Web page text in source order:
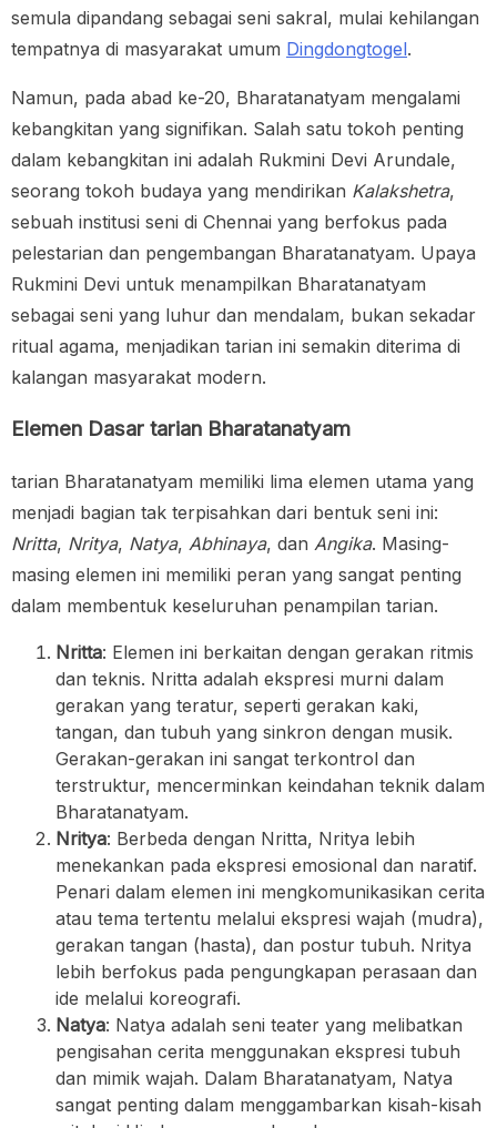
semula dipandang sebagai seni sakral, mulai kehilangan
tempatnya di masyarakat umum Dingdongtogel.
Namun, pada abad ke-20, Bharatanatyam mengalami
kebangkitan yang signifikan. Salah satu tokoh penting
dalam kebangkitan ini adalah Rukmini Devi Arundale,
seorang tokoh budaya yang mendirikan Kalakshetra,
sebuah institusi seni di Chennai yang berfokus pada
pelestarian dan pengembangan Bharatanatyam. Upaya
Rukmini Devi untuk menampilkan Bharatanatyam
sebagai seni yang luhur dan mendalam, bukan sekadar
ritual agama, menjadikan tarian ini semakin diterima di
kalangan masyarakat modern.
Elemen Dasar tarian Bharatanatyam
tarian Bharatanatyam memiliki lima elemen utama yang
menjadi bagian tak terpisahkan dari bentuk seni ini:
Nritta, Nritya, Natya, Abhinaya, dan Angika. Masing-
masing elemen ini memiliki peran yang sangat penting
dalam membentuk keseluruhan penampilan tarian.
Nritta: Elemen ini berkaitan dengan gerakan ritmis
dan teknis. Nritta adalah ekspresi murni dalam
gerakan yang teratur, seperti gerakan kaki,
tangan, dan tubuh yang sinkron dengan musik.
Gerakan-gerakan ini sangat terkontrol dan
terstruktur, mencerminkan keindahan teknik dalam
Bharatanatyam.
Nritya: Berbeda dengan Nritta, Nritya lebih
menekankan pada ekspresi emosional dan naratif.
Penari dalam elemen ini mengkomunikasikan cerita
atau tema tertentu melalui ekspresi wajah (mudra),
gerakan tangan (hasta), dan postur tubuh. Nritya
lebih berfokus pada pengungkapan perasaan dan
ide melalui koreografi.
Natya: Natya adalah seni teater yang melibatkan
pengisahan cerita menggunakan ekspresi tubuh
dan mimik wajah. Dalam Bharatanatyam, Natya
sangat penting dalam menggambarkan kisah-kisah